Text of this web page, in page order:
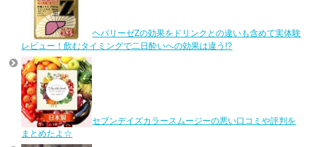
ヘパリーゼZの効果をドリンクとの違いも含めて実体験
レビュー！飲むタイミングで二日酔いへの効果は違う!?
セブンデイズカラースムージーの悪い口コミや評判を
まとめたよ☆